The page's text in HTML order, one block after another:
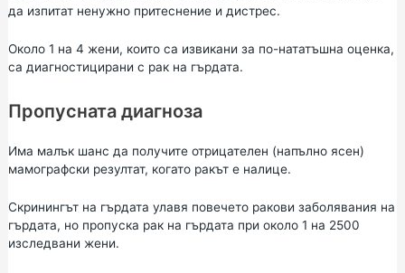
да изпитат ненужно притеснение и дистрес.
Около 1 на 4 жени, които са извикани за по-нататъшна оценка,
са диагностицирани с рак на гърдата.
Пропусната диагноза
Има малък шанс да получите отрицателен (напълно ясен)
мамографски резултат, когато ракът е налице.
Скринингът на гърдата улавя повечето ракови заболявания на
гърдата, но пропуска рак на гърдата при около 1 на 2500
изследвани жени.